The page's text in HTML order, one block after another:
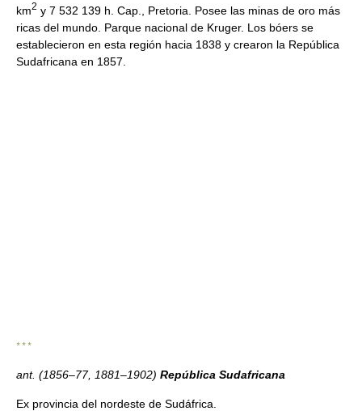
km2 y 7 532 139 h. Cap., Pretoria. Posee las minas de oro más
ricas del mundo. Parque nacional de Kruger. Los bóers se
establecieron en esta región hacia 1838 y crearon la República
Sudafricana en 1857.
* * *
ant. (1856–77, 1881–1902) República Sudafricana
Ex provincia del nordeste de Sudáfrica.